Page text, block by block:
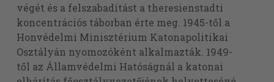
végét és a felszabadítást a theresienstadti
koncentrációs táborban érte meg. 1945-től a
Honvédelmi Minisztérium Katonapolitikai
Osztályán nyomozóként alkalmazták. 1949-
től az Államvédelmi Hatóságnál a katonai